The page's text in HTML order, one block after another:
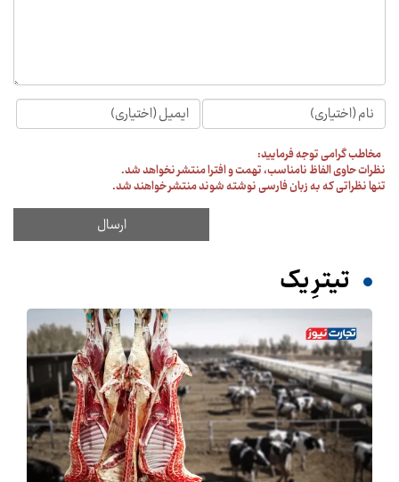
مخاطب گرامی توجه فرمایید:
نظرات حاوی الفاظ نامناسب، تهمت و افترا منتشر نخواهد شد.
تنها نظراتی که به زبان فارسی نوشته شوند منتشر خواهند شد.
تیترِ یک